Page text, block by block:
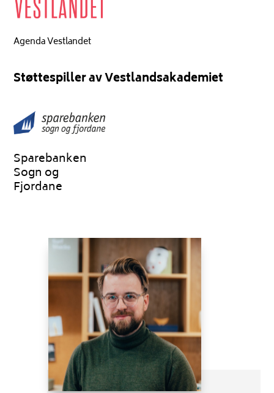
Agenda Vestlandet
Støttespiller av Vestlandsakademiet
Sparebanken
Sogn og
Fjordane